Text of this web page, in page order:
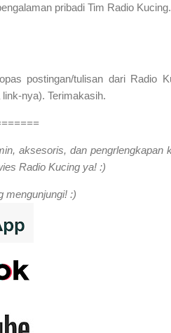
pribadi Tim Radio Kucing.
postingan/tulisan dari Radio
nya). Terimakasih.
aksesoris, dan pengrlengkapan
Radio Kucing ya! :)
mengunjungi! :)